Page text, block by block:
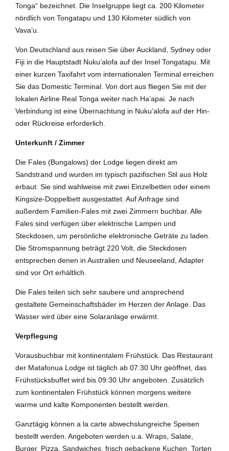
Tonga“ bezeichnet. Die Inselgruppe liegt ca. 200 Kilometer
nördlich von Tongatapu und 130 Kilometer südlich von
Vava’u.
Von Deutschland aus reisen Sie über Auckland, Sydney oder
Fiji in die Hauptstadt Nuku’alofa auf der Insel Tongatapu. Mit
einer kurzen Taxifahrt vom internationalen Terminal erreichen
Sie das Domestic Terminal. Von dort aus fliegen Sie mit der
lokalen Airline Real Tonga weiter nach Ha’apai. Je nach
Verbindung ist eine Übernachtung in Nuku’alofa auf der Hin-
oder Rückreise erforderlich.
Unterkunft / Zimmer
Die Fales (Bungalows) der Lodge liegen direkt am
Sandstrand und wurden im typisch pazifischen Stil aus Holz
erbaut. Sie sind wahlweise mit zwei Einzelbetten oder einem
Kingsize-Doppelbett ausgestattet. Auf Anfrage sind
außerdem Familien-Fales mit zwei Zimmern buchbar. Alle
Fales sind verfügen über elektrische Lampen und
Steckdosen, um persönliche elektronische Geträte zu laden.
Die Stromspannung beträgt 220 Volt, die Steckdosen
entsprechen denen in Australien und Neuseeland, Adapter
sind vor Ort erhältlich.
Die Fales teilen sich sehr saubere und ansprechend
gestaltete Gemeinschaftsbäder im Herzen der Anlage. Das
Wasser wird über eine Solaranlage erwärmt.
Verpflegung
Vorausbuchbar mit kontinentalem Frühstück. Das Restaurant
der Matafonua Lodge ist täglich ab 07:30 Uhr geöffnet, das
Frühstücksbuffet wird bis 09:30 Uhr angeboten. Zusätzlich
zum kontinentalen Frühstück können morgens weitere
warme und kalte Komponenten bestellt werden.
Ganztägig können a la carte abwechslungreiche Speisen
bestellt werden. Angeboten werden u.a. Wraps, Salate,
Burger, Pizza, Sandwiches, frisch gebackene Kuchen, Torten